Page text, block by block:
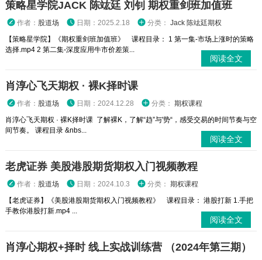
策略星学院JACK 陈竑廷 刘钊 期权重剑班加值班
作者： 股道场 日期：2025.2.18 分类： Jack 陈竑廷期权
【策略星学院】《期权重剑班加值班》 课程目录： 1 第一集-市场上涨时的策略
选择.mp4 2 第二集-深度应用牛市价差策...
阅读全文
肖淳心飞天期权 · 裸K择时课
作者： 股道场 日期：2024.12.28 分类： 期权课程
肖淳心飞天期权 · 裸K择时课 了解裸K，了解“趋”与'势“，感受交易的时间节奏与空
间节奏。 课程目录 &nbs...
阅读全文
老虎证券 美股港股期货期权入门视频教程
作者： 股道场 日期：2024.10.3 分类： 期权课程
【老虎证券】《美股港股期货期权入门视频教程》 课程目录： 港股打新 1.手把
手教你港股打新.mp4 ...
阅读全文
肖淳心期权+择时 线上实战训练营 （2024年第三期）